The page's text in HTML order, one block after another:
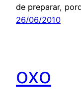
de preparar,
26/06/2010
oxo